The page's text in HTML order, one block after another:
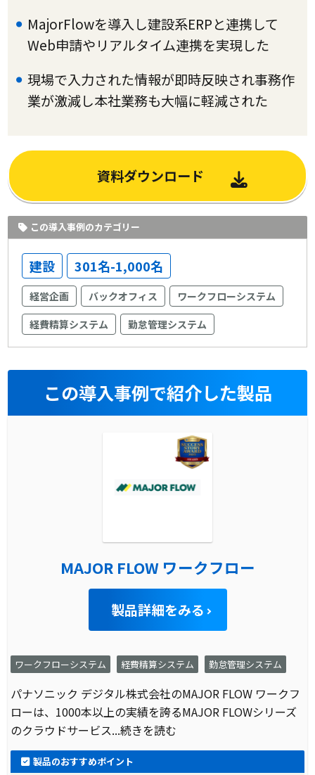
MajorFlowを導入し建設系ERPと連携して
Web申請やリアルタイム連携を実現した
現場で入力された情報が即時反映され事務作
業が激減し本社業務も大幅に軽減された
資料ダウンロード
この導入事例のカテゴリー
建設 301名-1,000名
経営企画 バックオフィス
ワークフローシステム
経費精算システム
勤怠管理システム
この導入事例で紹介した製品
MAJOR FLOW ワークフロー
製品詳細をみる
ワークフローシステム 経費精算システム 勤怠管理システム
パナソニック デジタル株式会社のMAJOR FLOW ワークフ
ローは、1000本以上の実績を誇るMAJOR FLOWシリーズ
のクラウドサービス...続きを読む
製品のおすすめポイント